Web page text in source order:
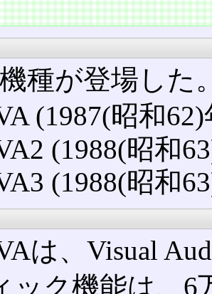
種が登場した
(1987(昭和
(1988(昭和
(1988(昭和
は、Visual
ック機能は、6